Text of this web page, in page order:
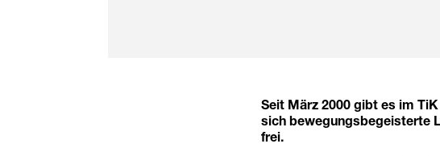
Seit März 2000 gibt es im
sich bewegungsbegeisterte
frei.